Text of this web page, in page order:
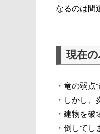
なるのは間
現在
・竜の弱
・しかし
・建物を
・倒してし